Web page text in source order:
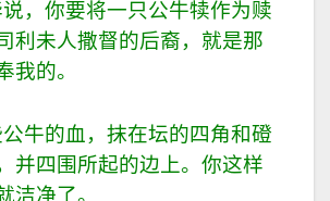
，你要将一只公牛犊作为赎
利未人撒督的后裔，就是那
我的。
牛的血，抹在坛的四角和磴
并四围所起的边上。你这样
洁净了。